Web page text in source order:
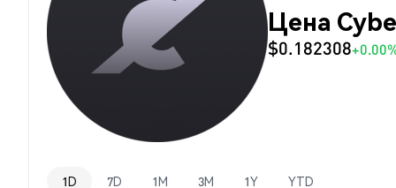
Цена
$0.182308
1D 7D 1M 3M 1Y YTD